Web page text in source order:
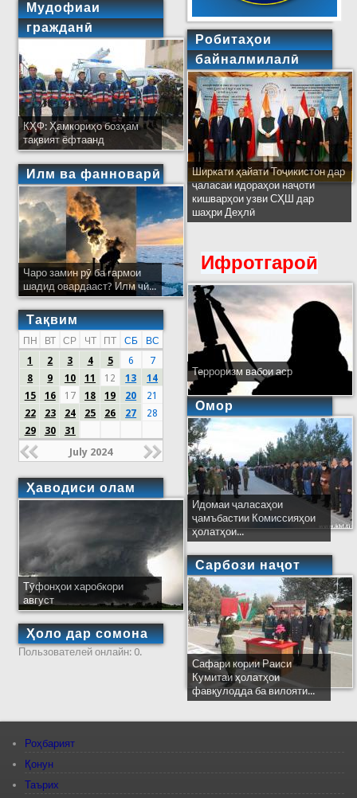
Мудофиаи
гражданӣ
КҲФ: Ҳамкориҳо бозҳам
тақвият ёфтаанд
Илм ва фанноварӣ
Чаро замин рӯ ба гармои
шадид овардааст? Илм чӣ...
Тақвим
ПН ВТ СР ЧТ ПТ СБ
ВС
1
2 3 4 5 6
7
8
9 10 11 12 13
14
15
16 17 18 19 20
21
22
23 24 25 26 27
28
29
30 31
July 2024
Ҳаводиси олам
Тӯфонҳои харобкори
август
Ҳоло дар сомона
Пользователей онлайн: 0.
Робитаҳои
байналмилалӣ
Ширкати ҳайати Тоҷикистон дар
ҷаласаи идораҳои наҷоти
кишварҳои узви СҲШ дар
шаҳри Деҳлӣ
Ифротгароӣ
Терроризм вабои аср
Омор
Идомаи ҷаласаҳои
ҷамъбастии Комиссияҳои
ҳолатҳои...
Сарбози наҷот
Сафари кории Раиси
Кумитаи ҳолатҳои
фавқулодда ба вилояти...
Роҳбарият
Қонун
Таърих